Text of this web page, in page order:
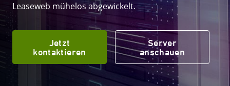
Leaseweb mühelos abgewickelt.
Jetzt
kontaktieren
Server
anschauen